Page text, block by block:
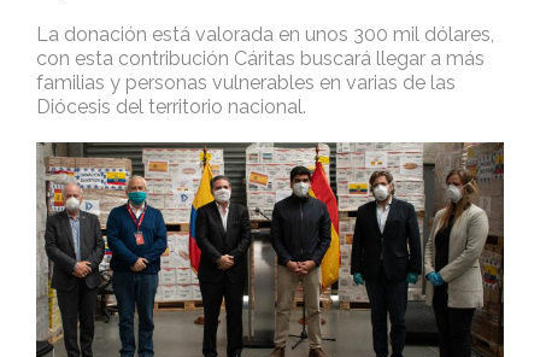
La donación está valorada en unos 300 mil dólares,
con esta contribución Cáritas buscará llegar a más
familias y personas vulnerables en varias de las
Diócesis del territorio nacional.